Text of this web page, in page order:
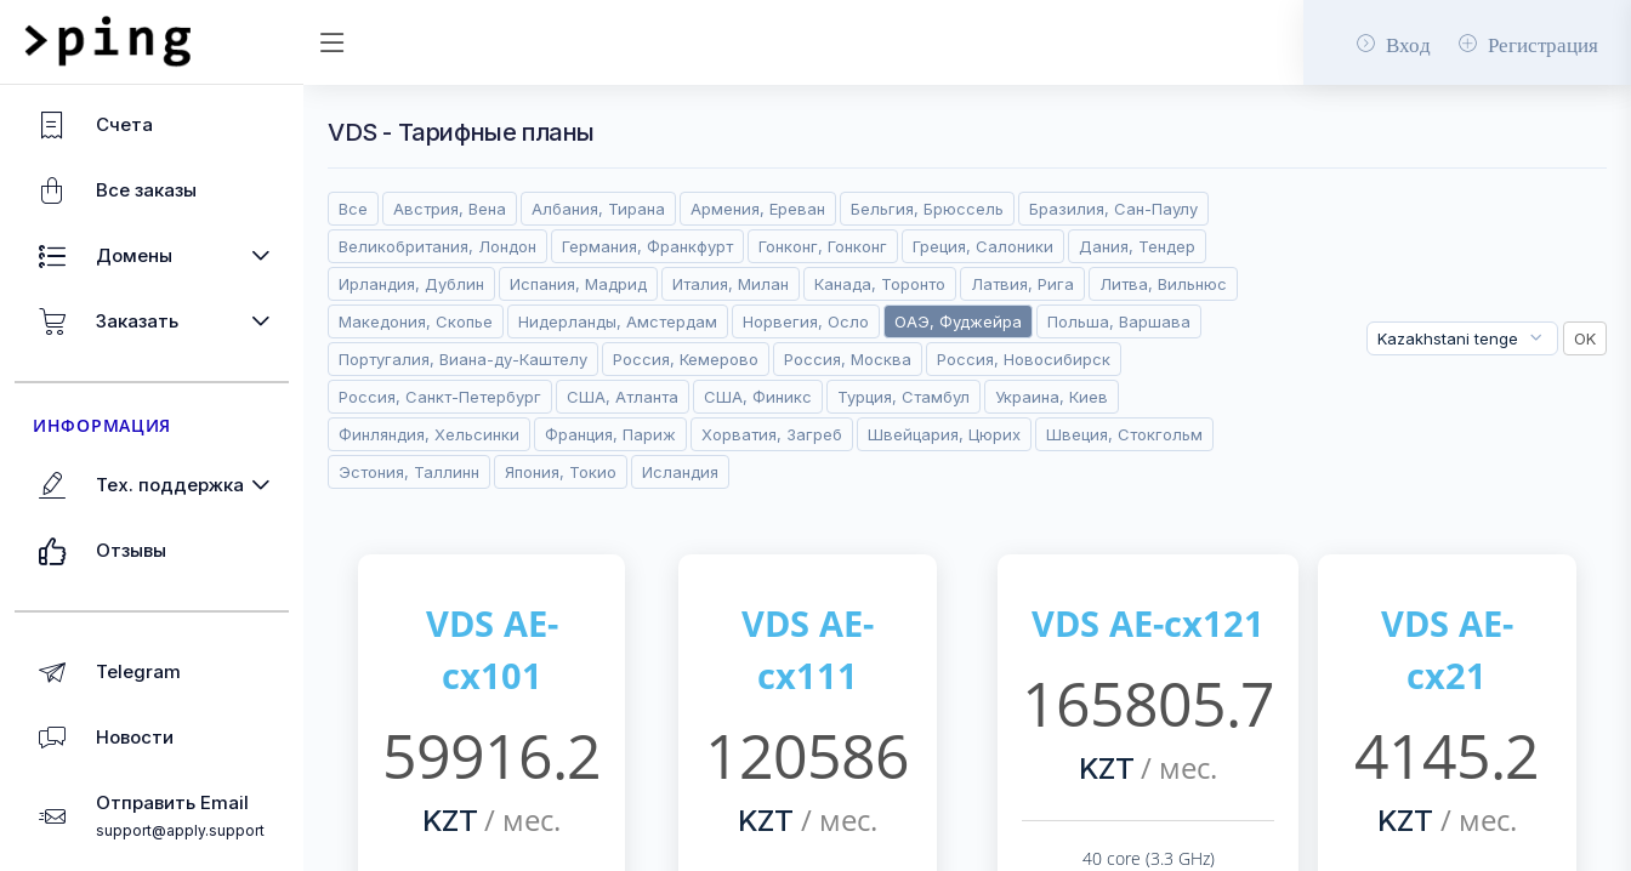
Вход Регистрация
Счета
Все заказы
Домены
Заказать
ИНФОРМАЦИЯ
Тех. поддержка
Отзывы
Telegram
Новости
Отправить Email
support@apply.support
VDS - Тарифные планы
Все Австрия, Вена Албания, Тирана Армения, Ереван Бельгия, Брюссель
Бразилия, Сан-Паулу
Великобритания, Лондон
Германия, Франкфурт Гонконг, Гонконг Греция, Салоники
Дания, Тендер
Ирландия, Дублин
Испания, Мадрид Италия, Милан Канада, Торонто Латвия, Рига
Литва, Вильнюс
Македония, Скопье
Нидерланды, Амстердам Норвегия, Осло ОАЭ, Фуджейра
Польша, Варшава
Португалия, Виана-ду-Каштелу
Россия, Кемерово Россия, Москва
Россия, Новосибирск
Россия, Санкт-Петербург
США, Атланта США, Финикс Турция, Стамбул
Украина, Киев
Финляндия, Хельсинки
Франция, Париж Хорватия, Загреб Швейцария, Цюрих
Швеция, Стокгольм
Эстония, Таллинн
Япония, Токио Исландия
VDS AE-
cx101
59916.2
KZT / мес.
VDS AE-
cx111
120586
KZT / мес.
VDS AE-cx121
165805.7
KZT / мес.
40 core (3.3 GHz)
VDS AE-
cx21
4145.2
KZT / мес.